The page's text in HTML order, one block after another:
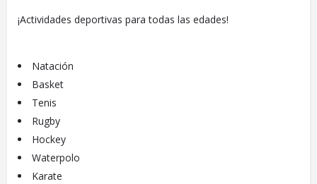
¡Actividades deportivas para todas las edades!
Natación
Basket
Tenis
Rugby
Hockey
Waterpolo
Karate